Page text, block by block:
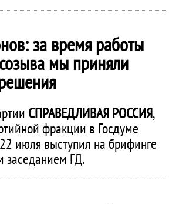
за время работы
мы приняли
СПРАВЕДЛИВАЯ РОССИЯ,
фракции в Госдуме
июля выступил на брифинге
заседанием ГД.